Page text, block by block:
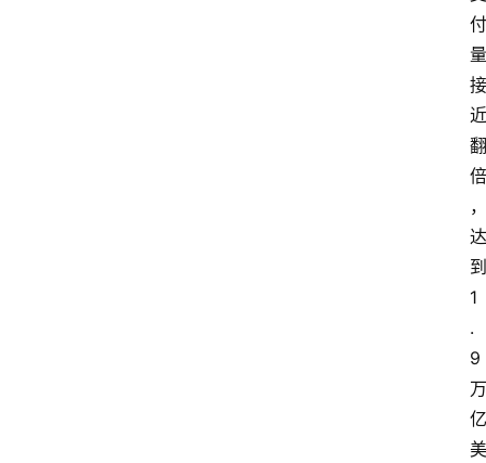
付
量
接
近
翻
倍
，
达
到
1
.
9
万
亿
美